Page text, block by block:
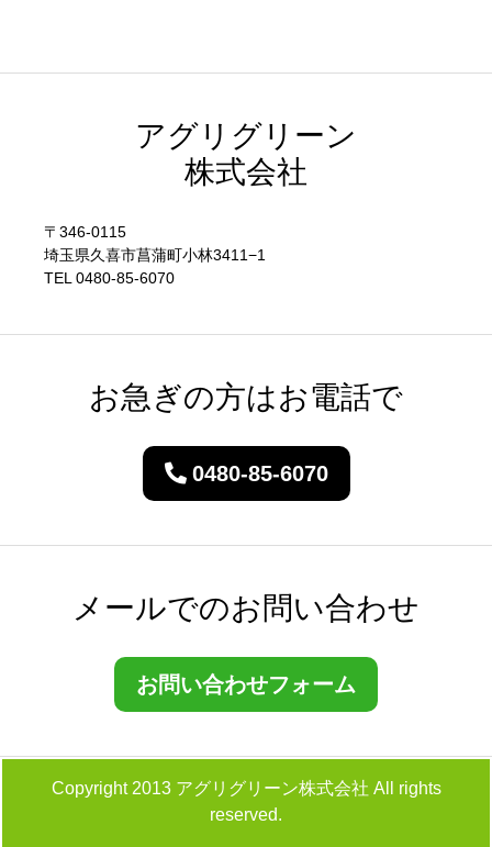
アグリグリーン
株式会社
〒346-0115
埼玉県久喜市菖蒲町小林3411−1
TEL 0480-85-6070
お急ぎの方はお電話で
0480-85-6070
メールでのお問い合わせ
お問い合わせフォーム
Copyright 2013 アグリグリーン株式会社 All rights
reserved.